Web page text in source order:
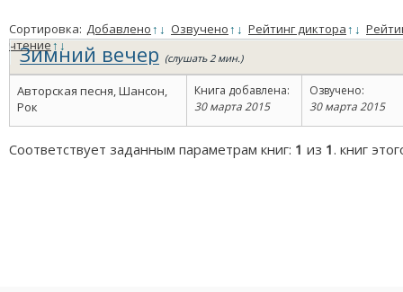
Сортировка: Добавлено↑ ↓ Озвучено↑ ↓ Рейтинг диктора↑ ↓
чтение↑↓
Зимний вечер (слушать 2 мин.)
Авторская песня, Шансон,
Рок
Книга добавлена:
30 марта 2015
Озвучено:
30 марта 2015
Соответствует заданным параметрам книг: 1 из 1. книг